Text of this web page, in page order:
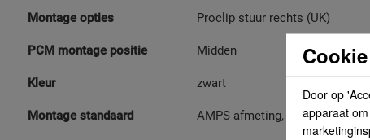
Montage opties Proclip stuur rechts (UK)
PCM montage positie Midden
Kleur zwart
Montage standaard AMPS afmeting, zonder gaten
Door op
apparaat